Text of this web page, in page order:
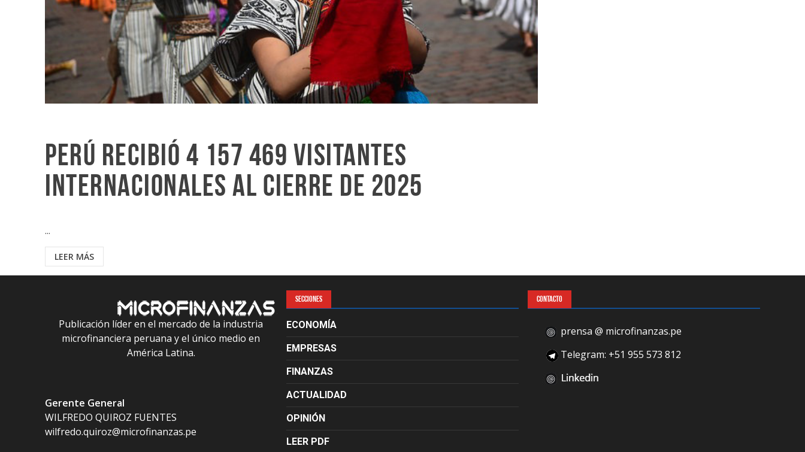
Perú recibió 4 157 469 visitantes
internacionales al cierre de 2025
...
LEER MÁS
Publicación líder en el mercado de la industria
microfinanciera peruana y el único medio en
América Latina.
Gerente General
WILFREDO QUIROZ FUENTES
wilfredo.quiroz@microfinanzas.pe
SECCIONES
ECONOMÍA
EMPRESAS
FINANZAS
ACTUALIDAD
OPINIÓN
LEER PDF
CONTACTO
prensa @ microfinanzas.pe
Telegram: +51 955 573 812